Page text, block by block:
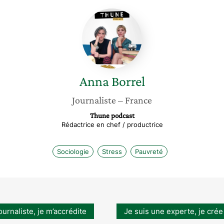
Anna
Borrel
Anna Borrel
Journaliste – France
Thune podcast
Rédactrice en chef / productrice
Sociologie Stress Pauvreté
je m’accrédite Je suis une experte, je